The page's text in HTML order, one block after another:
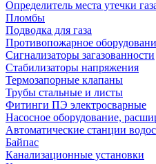
Определитель места утечки
Пломбы
Подводка для газа
Противопожарное
Сигнализаторы загазованности
Стабилизаторы напряжения
Термозапорные клапаны
Трубы стальные и листы
Фитинги ПЭ электросварные
Насосное оборудование,
Автоматические станции
Байпас
Канализационные установки